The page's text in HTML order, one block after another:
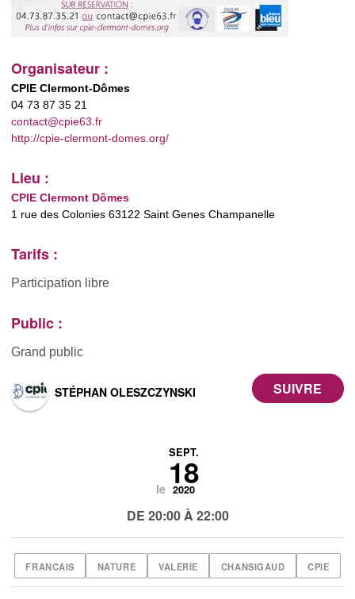
Organisateur :
CPIE Clermont-Dômes
04 73 87 35 21
contact@cpie63.fr
http://cpie-clermont-domes.org/
Lieu :
CPIE Clermont Dômes
1 rue des Colonies 63122 Saint Genes Champanelle
Tarifs :
Participation libre
Public :
Grand public
STÉPHAN OLESZCZYNSKI
le
SEPT.
18
2020
DE 20:00 À 22:00
FRANCAIS NATURE VALERIE CHANSIGAUD CPIE